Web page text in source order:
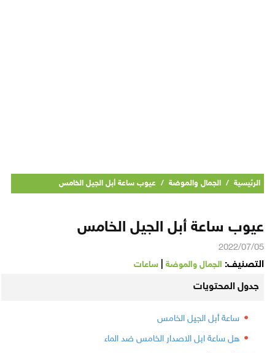
الرئيسية / الجمال والموضة / عيوب ساعة أبل الجيل الخامس
عيوب ساعة أبل الجيل الخامس
2022/07/05
التصنيف: الجمال والموضة| ساعات
جدول المحتويات
ساعة أبل الجيل الخامس
هل ساعة ابل الاصدار الخامس ضد الماء